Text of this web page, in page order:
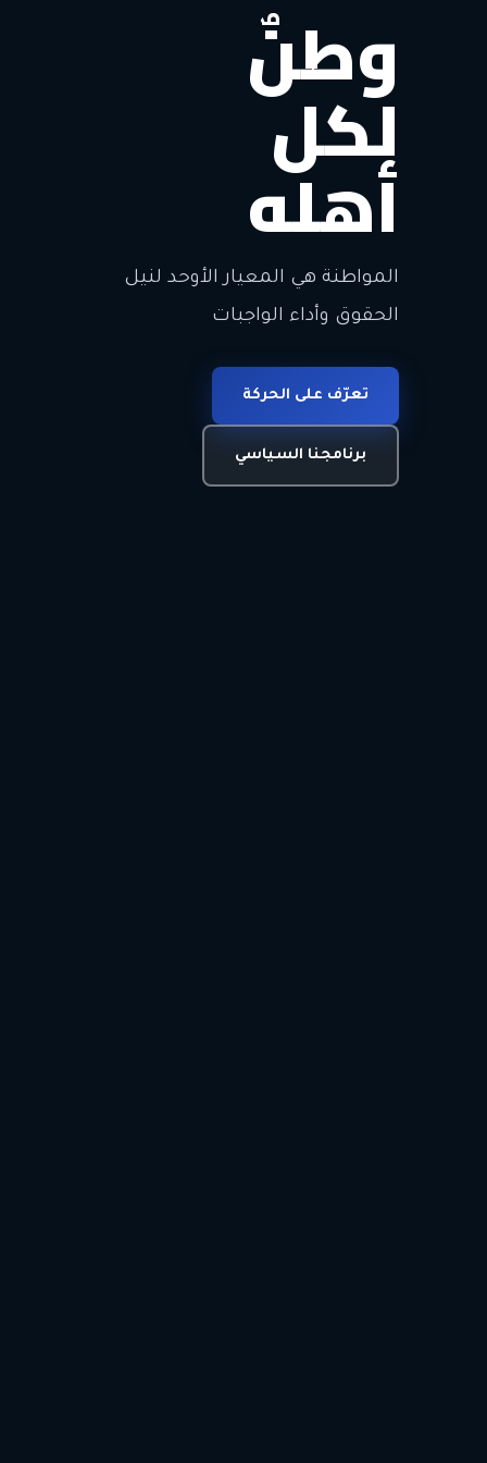
وطنٌ لكل أهله
المواطنة هي المعيار الأوحد لنيل الحقوق وأداء
تعرّف على الحركة
معاً من أجل
الحرية • الوحدة • السلام • الديمقراطية
انضم للحركة